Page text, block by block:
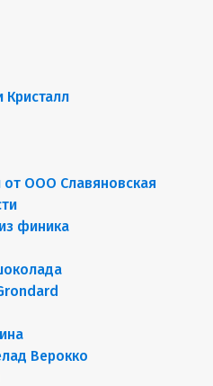
ООО Славяновская
финика
Верокко